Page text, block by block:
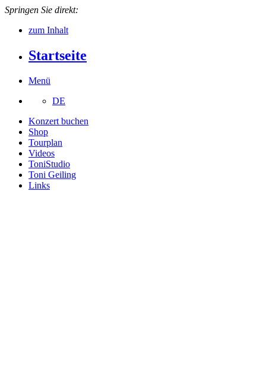
Springen Sie direkt:
zum Inhalt
Startseite
Menü
DE
Konzert buchen
Shop
Tourplan
Videos
ToniStudio
Toni Geiling
Links